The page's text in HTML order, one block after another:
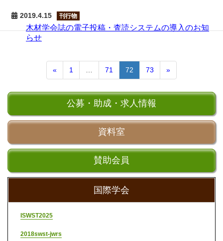
2019.4.15 刊行物
木材学会誌の電子投稿・査読システムの導入のお知
らせ
« 1 71 72 73 »
公募・助成・求人情報
資料室
賛助会員
国際学会
ISWST2025
2018swst-jwrs